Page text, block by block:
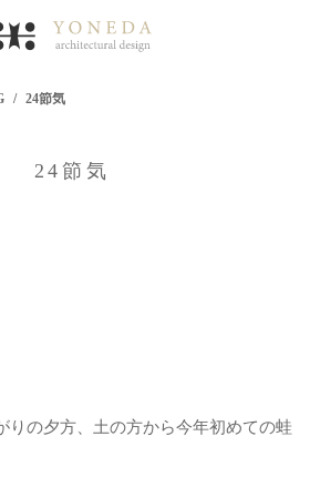
24節気
24節気
の夕方、土の方から今年初めての蛙